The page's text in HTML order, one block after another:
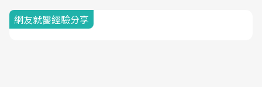
網友就醫經驗分享